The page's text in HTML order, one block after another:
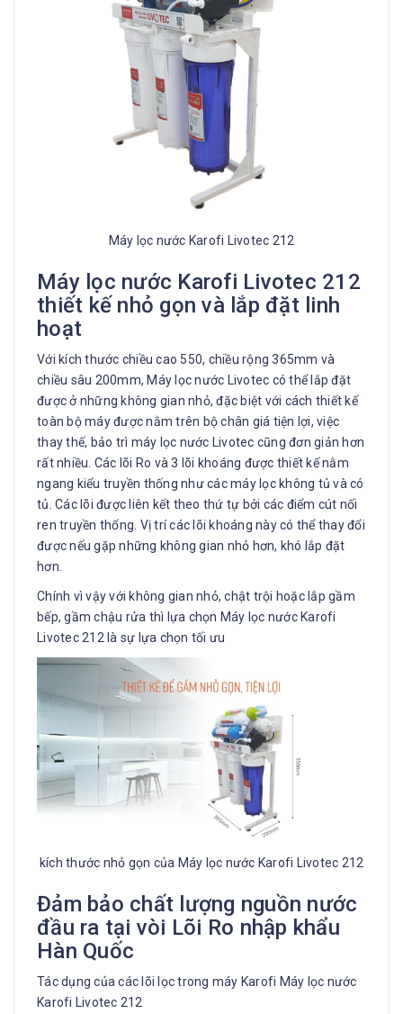
Máy lọc nước Karofi Livotec 212
Máy lọc nước Karofi Livotec 212
thiết kế nhỏ gọn và lắp đặt linh
hoạt
Với kích thước chiều cao 550, chiều rộng 365mm và
chiều sâu 200mm, Máy lọc nước Livotec có thể lắp đặt
được ở những không gian nhỏ, đặc biệt với cách thiết kế
toàn bộ máy được nằm trên bộ chân giá tiện lợi, việc
thay thế, bảo trì máy lọc nước Livotec cũng đơn giản hơn
rất nhiều. Các lõi Ro và 3 lõi khoáng được thiết kế nằm
ngang kiểu truyền thống như các máy lọc không tủ và có
tủ. Các lõi được liên kết theo thứ tự bởi các điểm cút nối
ren truyền thống. Vị trí các lõi khoáng này có thể thay đổi
được nếu gặp những không gian nhỏ hơn, khó lắp đặt
hơn.
Chính vì vậy với không gian nhỏ, chật trội hoặc lắp gầm
bếp, gầm chậu rửa thì lựa chọn Máy lọc nước Karofi
Livotec 212 là sự lựa chọn tối ưu
kích thước nhỏ gọn của Máy lọc nước Karofi Livotec 212
Đảm bảo chất lượng nguồn nước
đầu ra tại vòi Lõi Ro nhập khẩu
Hàn Quốc
Tác dụng của các lõi lọc trong máy Karofi Máy lọc nước
Karofi Livotec 212